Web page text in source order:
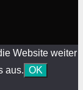
Website weiter
aus. OK